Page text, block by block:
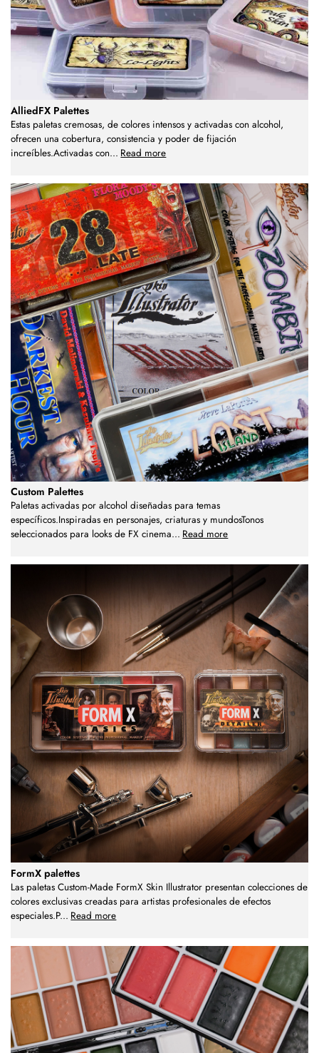
AlliedFX Palettes
Estas paletas cremosas, de colores intensos y activadas con alcohol,
ofrecen una cobertura, consistencia y poder de fijación
increíbles.Activadas con... Read more
Custom Palettes
Paletas activadas por alcohol diseñadas para temas
específicos.Inspiradas en personajes, criaturas y mundosTonos
seleccionados para looks de FX cinema... Read more
FormX palettes
Las paletas Custom-Made FormX Skin Illustrator presentan colecciones de
colores exclusivas creadas para artistas profesionales de efectos
especiales.P... Read more